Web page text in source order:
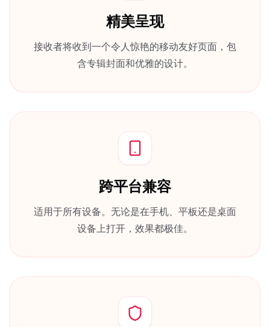
精美呈现
接收者将收到一个令人惊艳的移动友好页面，包
含专辑封面和优雅的设计。
跨平台兼容
适用于所有设备。无论是在手机、平板还是桌面
设备上打开，效果都极佳。